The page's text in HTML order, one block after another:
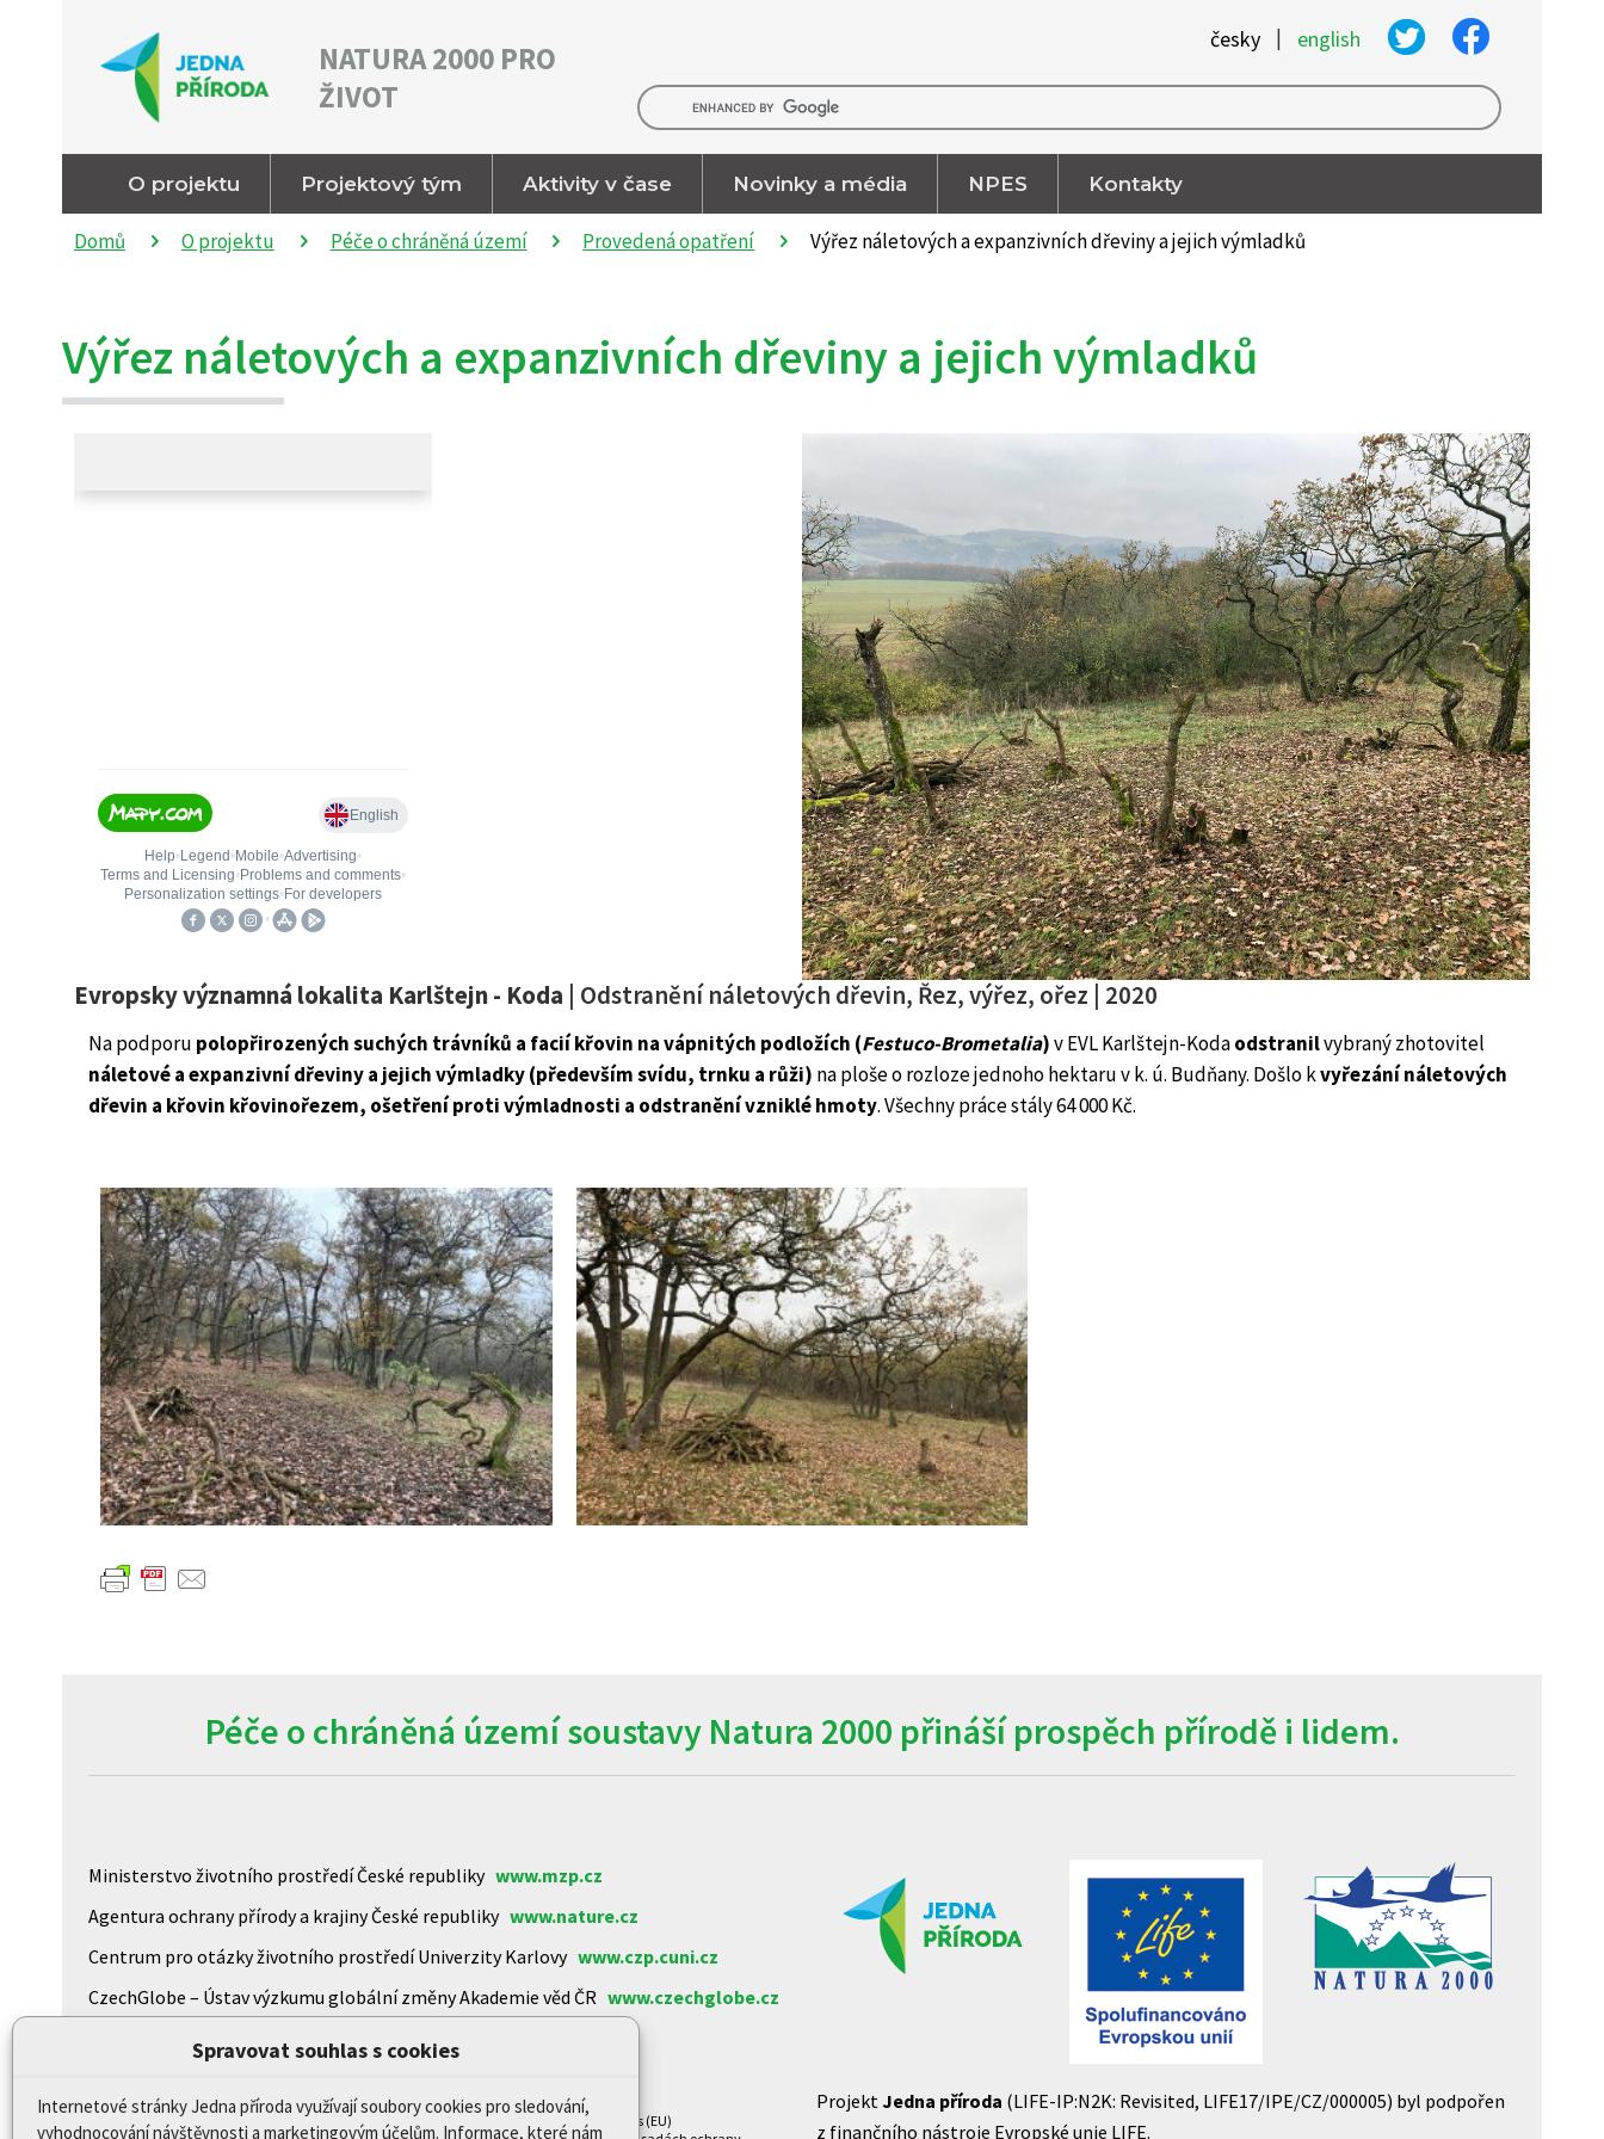
Spravovat souhlas s cookies
Internetové stránky Jedna příroda využívají soubory cookies pro sledování,
vyhodnocování návštěvnosti a marketingovým účelům. Informace, které nám
NATURA 2000 PRO
ŽIVOT
česky | english
O projektu Projektový tým Aktivity v čase Novinky a média NPES Kontakty
Domů O projektu Péče o chráněná území Provedená opatření Výřez náletových a expanzivních dřeviny a jejich výmladků
Výřez náletových a expanzivních dřeviny a jejich výmladků
Evropsky významná lokalita Karlštejn - Koda | Odstranění náletových dřevin, Řez, výřez, ořez | 2020
Na podporu polopřirozených suchých trávníků a facií křovin na vápnitých podložích (Festuco-Brometalia)v EVL Karlštejn-Kodaodstranilvybraný zhotovitel
náletové a expanzivní dřeviny a jejich výmladky (především svídu, trnku a růži) na ploše o rozloze jednoho hektaru v k. ú. Budňany. Došlo kvyřezání náletových
dřevin a křovin křovinořezem, ošetření proti výmladnosti a odstranění vzniklé hmoty. Všechny práce stály 64 000 Kč.
Péče o chráněná území soustavy Natura 2000 přináší prospěch přírodě i lidem.
Ministerstvo životního prostředí České republiky www.mzp.cz
Agentura ochrany přírody a krajiny České republiky www.nature.cz
Centrum pro otázky životního prostředí Univerzity Karlovy www.czp.cuni.cz
CzechGlobe – Ústav výzkumu globální změny Akademie věd ČR www.czechglobe.cz
Biologické centrum AV ČR, v.v.i www.upb.cas.cz/
Prohlášení o přístupnosti
Zásady cookies (EU)
ProjektJedna příroda (LIFE-IP:N2K: Revisited, LIFE17/IPE/CZ/000005) byl podpořen
z finančního nástroje Evropské unie LIFE.